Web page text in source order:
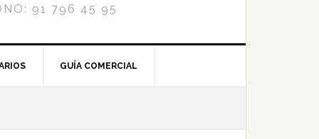
91 796 45 95
GUÍA COMERCIAL